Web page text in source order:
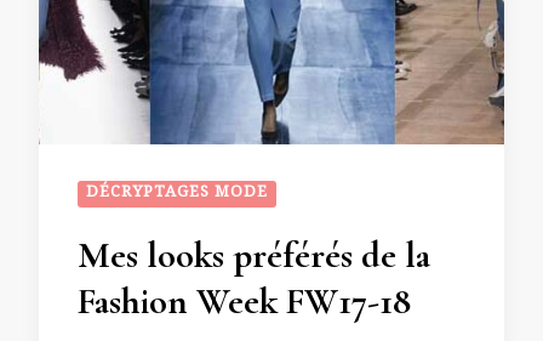
DÉCRYPTAGES MODE
Mes looks préférés de la
Fashion Week FW17-18